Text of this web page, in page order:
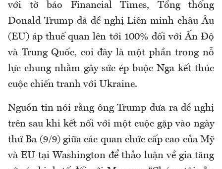
với tờ báo Financial Times, Tổng thống
Donald Trump đã đề nghị Liên minh châu Âu
(EU) áp thuế quan lên tới 100% đối với Ấn Độ
và Trung Quốc, coi đây là một phần trong nỗ
lực chung nhằm gây sức ép buộc Nga kết thúc
cuộc chiến tranh với Ukraine.
Nguồn tin nói rằng ông Trump đưa ra đề nghị
trên sau khi kết nối với một cuộc gặp vào ngày
thứ Ba (9/9) giữa các quan chức cấp cao của Mỹ
và EU tại Washington để thảo luận về gia tăng